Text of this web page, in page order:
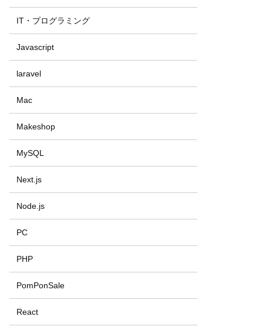
IT・プログラミング
Javascript
laravel
Mac
Makeshop
MySQL
Next.js
Node.js
PC
PHP
PomPonSale
React